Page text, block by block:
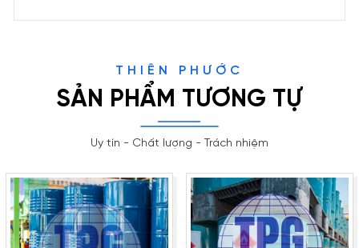
THIÊN PHƯỚC
SẢN PHẨM TƯƠNG TỰ
Uy tín - Chất lượng - Trách nhiệm